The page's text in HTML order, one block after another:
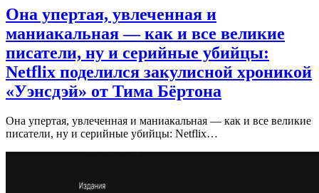
Она упертая, увлеченная и
маниакальная — как и все великие
писатели, ну и серийные убийцы:
Netflix поделился закулисной хроникой
«Уэнсдэй» от Тима Бёртона
Она упертая, увлеченная и маниакальная — как и все великие
писатели, ну и серийные убийцы: Netflix…